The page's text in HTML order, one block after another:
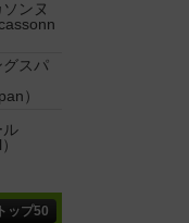
トップ50